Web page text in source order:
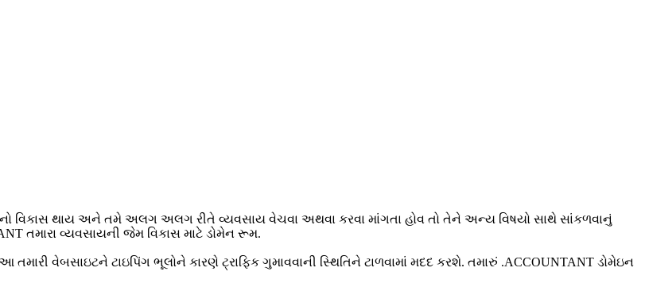
વિકાસ થાય અને તમે અલગ અલગ રીતે વ્યવસાય વેચવા અથવા કરવા માંગતા હોવ તો તેને અન્ય વિષયો સાથે સાંકળવાનું
તમારા વ્યવસાયની જેમ વિકાસ માટે ડોમેન રૂમ.
તમારી વેબસાઇટને ટાઇપિંગ ભૂલોને કારણે ટ્રાફિક ગુમાવવાની સ્થિતિને ટાળવામાં મદદ કરશે. તમારું .ACCOUNTANT ડોમેઇન